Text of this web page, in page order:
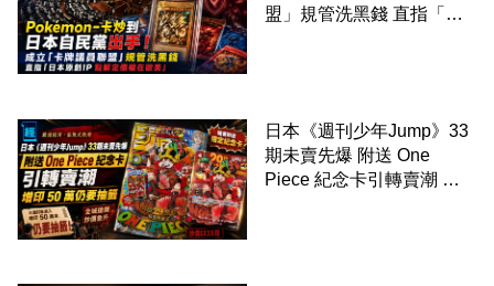
盟」規管洗黑錢 直指「日
日本《週刊少年Jump》33
期未賣先爆 附送 One
Piece 紀念卡引轉賣潮 增